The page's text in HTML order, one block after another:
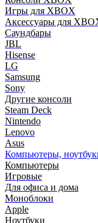
Игры для XBOX
Аксессуары для
Саундбары
JBL
Hisense
LG
Samsung
Sony
Другие консоли
Steam Deck
Nintendo
Lenovo
Asus
Компьютеры,
Компьютеры
Игровые
Для офиса и дома
Моноблоки
Apple
Ноутбуки